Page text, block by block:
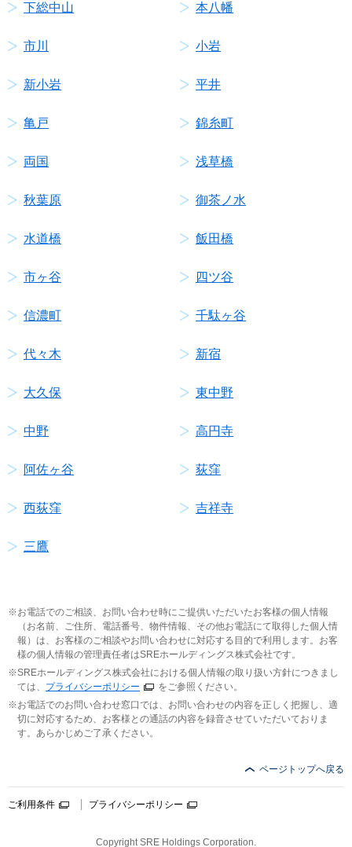
下総中山 本八幡
市川 小岩
新小岩 平井
亀戸 錦糸町
両国 浅草橋
秋葉原 御茶ノ水
水道橋 飯田橋
市ヶ谷 四ツ谷
信濃町 千駄ヶ谷
代々木 新宿
大久保 東中野
中野 高円寺
阿佐ヶ谷 荻窪
西荻窪 吉祥寺
三鷹
お電話でのご相談、お問い合わせ時にご提供いただいたお客様の個人情報
（お名前、ご住所、電話番号、物件情報、その他お電話にて取得した個人情
報）は、お客様のご相談やお問い合わせに対応する目的で利用します。お客
様の個人情報の管理責任者はSREホールディングス株式会社です。
SREホールディングス株式会社における個人情報の取り扱い方針につきまし
ては、 プライバシーポリシー
をご参照ください。
お電話でのお問い合わせ窓口では、お問い合わせの内容を正しく把握し、適
切に対応するため、お客様との通話の内容を録音させていただいておりま
す。あらかじめご了承ください。
ページトップへ戻る
ご利用条件 プライバシーポリシー
Copyright SRE Holdings Corporation.